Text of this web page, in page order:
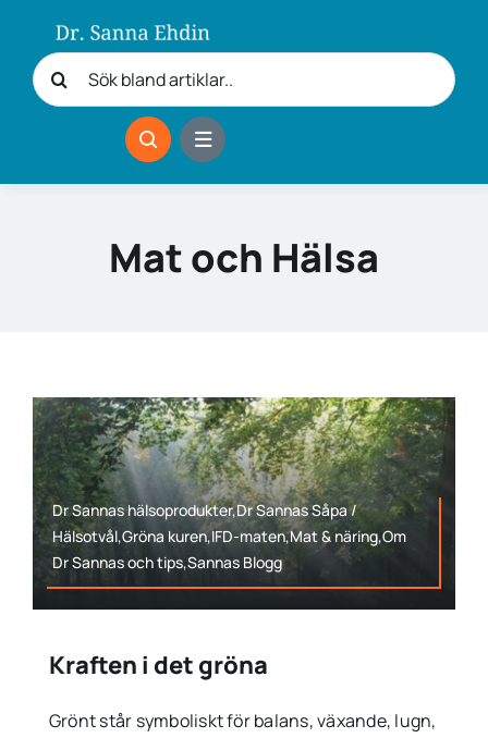
innehållet
Sök
efter:
Mat och Hälsa
Dr Sannas hälsoprodukter,Dr Sannas Såpa /
Hälsotvål,Gröna kuren,IFD-maten,Mat & näring,Om
Dr Sannas och tips,Sannas Blogg
Kraften i det gröna
Grönt står symboliskt för balans, växande, lugn,